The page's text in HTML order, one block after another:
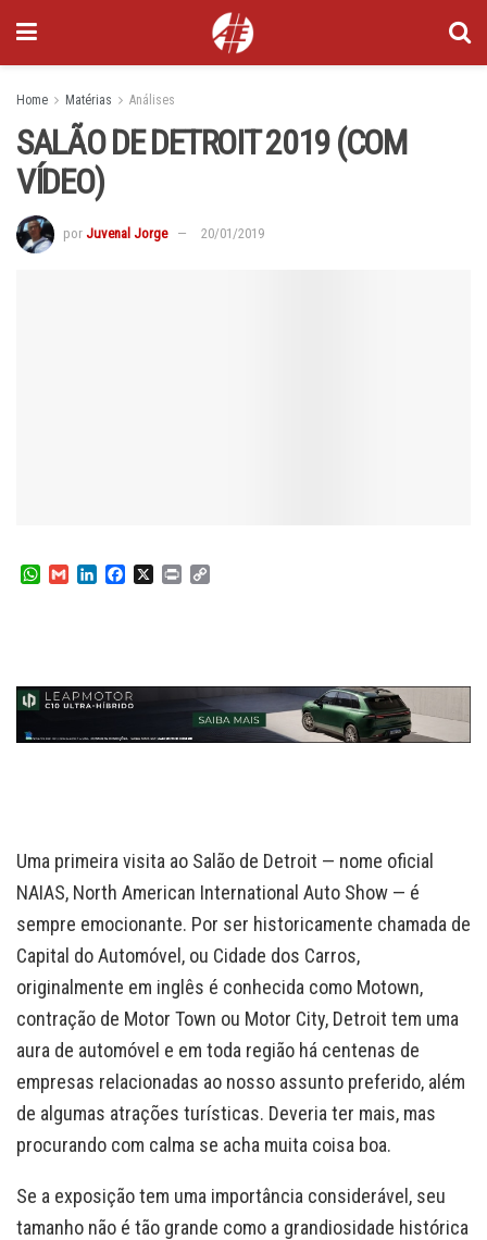
Home Matérias Análises
SALÃO DE DETROIT 2019 (COM
VÍDEO)
por Juvenal Jorge 20/01/2019
W
p
p
I
n
o
k
n
k
Uma primeira visita ao Salão de Detroit — nome oficial
NAIAS, North American International Auto Show — é
sempre emocionante. Por ser historicamente chamada de
Capital do Automóvel, ou Cidade dos Carros,
originalmente em inglês é conhecida como Motown,
contração de Motor Town ou Motor City, Detroit tem uma
aura de automóvel e em toda região há centenas de
empresas relacionadas ao nosso assunto preferido, além
de algumas atrações turísticas. Deveria ter mais, mas
procurando com calma se acha muita coisa boa.
Se a exposição tem uma importância considerável, seu
tamanho não é tão grande como a grandiosidade histórica